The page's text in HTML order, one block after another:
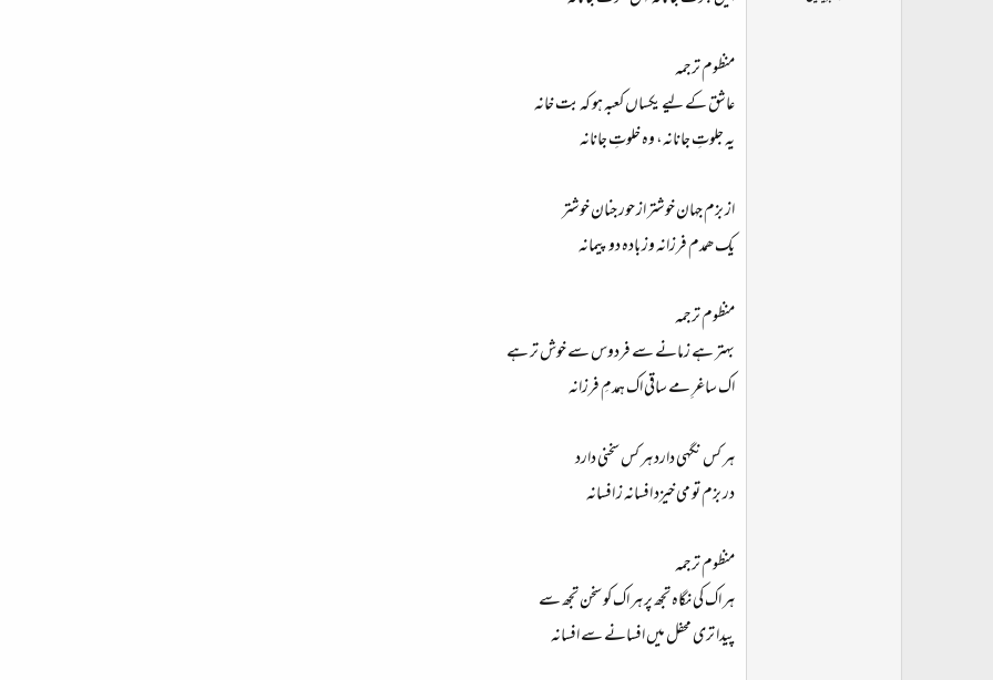
منظوم ترجمہ
عاشق کے لیے یکساں کعبہ ہو کہ بت خانہ
یہ جلوتِ جانانہ، وہ خلوتِ جانانہ
از بزم جہان خوشتر از حور جنان خوشتر
یک ھمدم فرزانہ وز بادہ دو پیمانہ
منظوم ترجمہ
بہتر ہے زمانے سے فردوس سے خوش تر ہے
اک ساغرِ مے ساقی اک ہمدمِ فرزانہ
ہر کس نگہی دارد ہر کس سخنی دارد
در بزم تو می خیزد افسانہ ز افسانہ
منظوم ترجمہ
ہر اک کی نگاہ تجھ پر ہر اک کو سخن تجھ سے
پیدا تری محفل میں افسانے سے افسانہ